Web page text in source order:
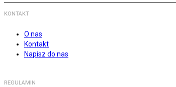
KONTAKT
O nas
Kontakt
Napisz do nas
REGULAMIN